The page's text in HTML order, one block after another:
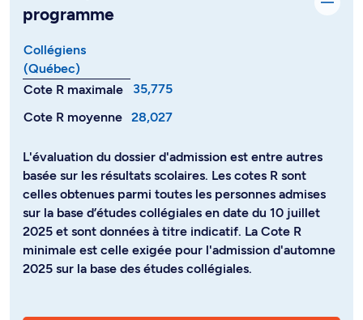
programme
Collégiens
(Québec)
Cote R maximale
35,775
Cote R moyenne 28,027
L'évaluation du dossier d'admission est entre autres
basée sur les résultats scolaires. Les cotes R sont
celles obtenues parmi toutes les personnes admises
sur la base d’études collégiales en date du 10 juillet
2025 et sont données à titre indicatif. La Cote R
minimale est celle exigée pour l'admission d'automne
2025 sur la base des études collégiales.